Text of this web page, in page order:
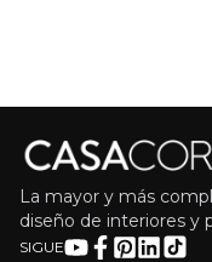
La mayor y más
diseño de interiores y
SIGUE